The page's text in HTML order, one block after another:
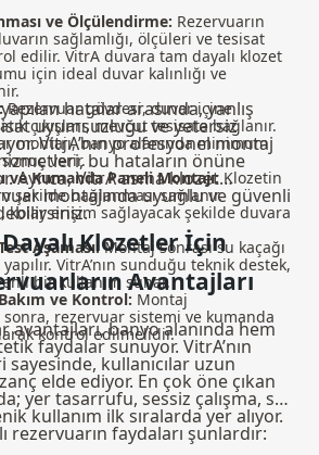
ve Ölçülendirme: Rezervuarın
sağlamlığı, ölçüleri ve tesisat
edilir. VitrA duvara tam dayalı klozet
için ideal duvar kalınlığı ve
Rezervuar gövdesi, duvar içine
çıkışları, mevcut tesisata bağlanır.
montajı, banyo alanında minimum
verir.
ve Kumanda Paneli Montajı:Klozetin
şekilde bağlanması sağlanır.
kolay erişim sağlayacak şekilde duvara
Aşaması:Montaj sonrası su kaçağı
yapılır. VitrA’nın sunduğu teknik destek,
bir kullanım sunar.
ve Kontrol: Montaj
rezervuar sistemi ve kumanda
kontrol edilmelidir.
hatalar arasında, yanlış
uyumsuzluğu ve yetersiz
VitrA’nın profesyonel montaj
bu hataların önüne
Ayrıca, VitrAasma klozet
montajında uyumlu ve güvenli
Klozetler İçin
Avantajları
avantajları, banyo alanında hem
faydalar sunuyor. VitrA’nın
kullanıcılar uzun
elde ediyor. En çok öne çıkan
yer tasarrufu, sessiz çalışma, su
kullanım ilk sıralarda yer alıyor.
rezervuarın faydaları şunlardır: